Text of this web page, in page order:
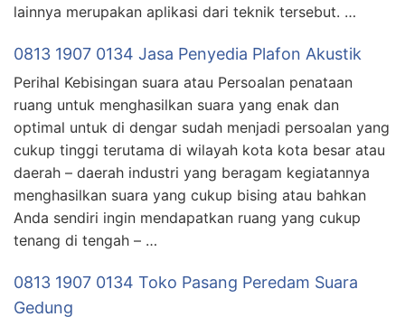
lainnya merupakan aplikasi dari teknik tersebut. …
0813 1907 0134 Jasa Penyedia Plafon Akustik
Perihal Kebisingan suara atau Persoalan penataan
ruang untuk menghasilkan suara yang enak dan
optimal untuk di dengar sudah menjadi persoalan yang
cukup tinggi terutama di wilayah kota kota besar atau
daerah – daerah industri yang beragam kegiatannya
menghasilkan suara yang cukup bising atau bahkan
Anda sendiri ingin mendapatkan ruang yang cukup
tenang di tengah – …
0813 1907 0134 Toko Pasang Peredam Suara
Gedung